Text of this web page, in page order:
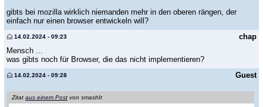
gibts bei mozilla wirklich niemanden mehr in den oberen rängen, der
einfach nur einen browser entwickeln will?
chap
14.02.2024 - 09:23
Mensch ...
was gibts noch für Browser, die das nicht implementieren?
Guest
14.02.2024 - 09:28
Zitat aus einem Post von smashIt